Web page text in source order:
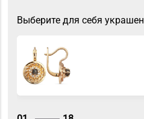
Выберите для себя